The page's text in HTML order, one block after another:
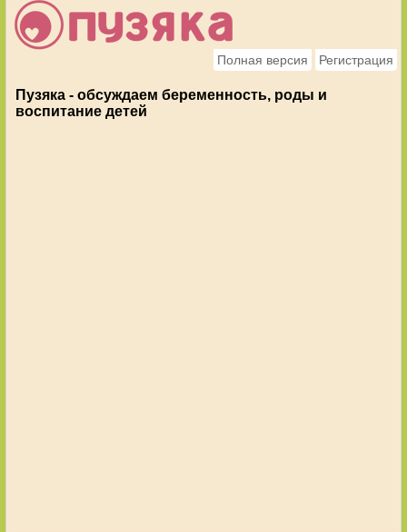
Полная версия Регистрация
Пузяка - обсуждаем беременность, роды и
воспитание детей